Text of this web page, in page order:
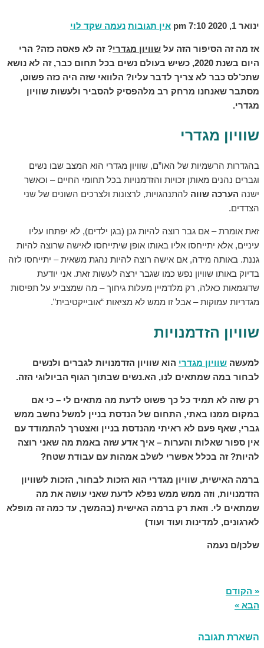
ינואר 1, 2020 7:10 pm אין תגובות נעמה שקד לוי
אז מה זה הסיפור הזה על שוויון מגדרי? זה לא פאסה כזה? הרי
היום בשנת 2020, כשיש בעולם נשים בכל תחום כבר, זה לא נושא
שתכ’לס כבר לא צריך לדבר עליו? הלוואי שזה היה כזה פשוט,
מסתבר שאנחנו מרחק רב מלהפסיק להסביר ולעשות שוויון
מגדרי.
שוויון מגדרי
בהגדרות הרשמיות של האו”ם, שוויון מגדרי הוא המצב שבו נשים
וגברים נהנים מאותן זכויות והזדמנויות בכל תחומי החיים – וכאשר
ישנה הערכה שווה להתנהגויות, לרצונות ולצרכים השונים של שני
הצדדים.
זאת אומרת – אם גבר רוצה להיות גנן (בגן ילדים), לא יפתחו עליו
עיניים, אלא יתייחסו אליו באותו אופן שיתייחסו לאישה שרוצה להיות
גננת. באותה מידה, אם אישה רוצה להיות נהגת משאית – יתייחסו לזה
בדיוק באותו שוויון נפש כמו שגבר ירצה לעשות זאת. אני יודעת
שדוגמאות כאלה, רק מלדמיין מעלות גיחוך – מה שמצביע על תפיסות
מגדריות עמוקות – אבל זו ממש לא מציאות “אובייקטיבית”.
שוויון הזדמנויות
למעשה שוויון מגדרי הוא שוויון הזדמנויות לגברים ולנשים
לבחור במה שמתאים לנו, הא.נשים שבתוך הגוף הביולוגי הזה.
רק שזה לא תמיד כל כך פשוט לדעת מה מתאים לי – כי אם
במקום ממנו באתי, התחום של הנדסת בניין למשל נחשב ממש
גברי, שאף פעם לא ראיתי מהנדסת בניין ואצטרך להתמודד עם
אין ספור שאלות והערות – איך אדע שזה באמת מה שאני רוצה
להיות? זה בכלל אפשרי לשלב אמהות עם עבודת שטח?
ברמה האישית, שוויון מגדרי הוא הזכות לבחור, הזכות לשוויון
הזדמנויות, וזה ממש ממש נפלא לדעת שאני עושה את מה
שמתאים לי. וזאת רק ברמה האישית (בהמשך, עד כמה זה מופלא
לארגונים, למדינות ועוד ועוד)
שלכן/ם נעמה
« הקודם
הבא »
השארת תגובה